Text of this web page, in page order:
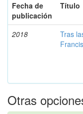
Fecha de
publicación
Título
2018
Tras
Otras